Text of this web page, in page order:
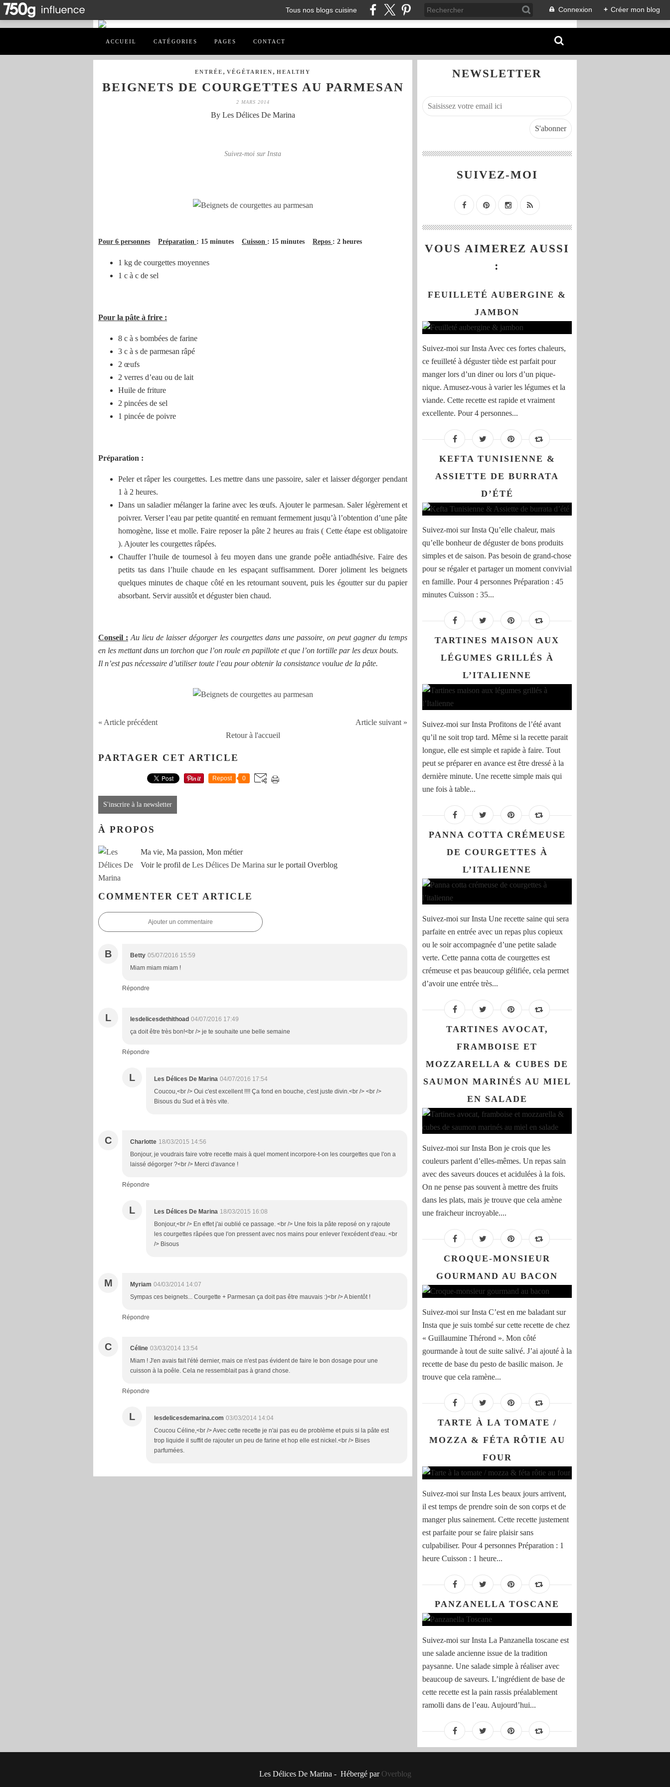
Tous nos blogs cuisine Connexion + Créer mon blog
ACCUEIL CATÉGORIES PAGES CONTACT
ENTRÉE , VÉGÉTARIEN , HEALTHY
BEIGNETS DE COURGETTES AU PARMESAN
2 MARS 2014
By Les Délices De Marina
Suivez-moi sur Insta
Pour 6 personnes Préparation : 15 minutes Cuisson : 15 minutes Repos : 2 heures
1 kg de courgettes moyennes
1 c à c de sel
Pour la pâte à frire :
8 c à s bombées de farine
3 c à s de parmesan râpé
2 œufs
2 verres d’eau ou de lait
Huile de friture
2 pincées de sel
1 pincée de poivre
Préparation :
Peler et râper les courgettes. Les mettre dans une passoire, saler et laisser dégorger pendant
1 à 2 heures.
Dans un saladier mélanger la farine avec les œufs. Ajouter le parmesan. Saler légèrement et
poivrer. Verser l’eau par petite quantité en remuant fermement jusqu’à l’obtention d’une pâte
homogène, lisse et molle. Faire reposer la pâte 2 heures au frais ( Cette étape est obligatoire
). Ajouter les courgettes râpées.
Chauffer l’huile de tournesol à feu moyen dans une grande poêle antiadhésive. Faire des
petits tas dans l’huile chaude en les espaçant suffisamment. Dorer joliment les beignets
quelques minutes de chaque côté en les retournant souvent, puis les égoutter sur du papier
absorbant. Servir aussitôt et déguster bien chaud.
Conseil : Au lieu de laisser dégorger les courgettes dans une passoire, on peut gagner du temps
en les mettant dans un torchon que l’on roule en papillote et que l’on tortille par les deux bouts.
Il n’est pas nécessaire d’utiliser toute l’eau pour obtenir la consistance voulue de la pâte.
« Article précédent
Article suivant »
Retour à l'accueil
PARTAGER CET ARTICLE
Repost 0
S'inscrire à la newsletter
À PROPOS
Ma vie, Ma passion, Mon métier
Voir le profil de Les Délices De Marina sur le portail Overblog
COMMENTER CET ARTICLE
Ajouter un commentaire
B Betty 05/07/2016 15:59
Miam miam miam !
Répondre
L lesdelicesdethithoad 04/07/2016 17:49
ça doit être très bon!<br /> je te souhaite une belle semaine
Répondre
L Les Délices De Marina 04/07/2016 17:54
Coucou,<br /> Oui c'est excellent !!!! Ça fond en bouche, c'est juste divin.<br /> <br />
Bisous du Sud et à très vite.
C Charlotte 18/03/2015 14:56
Bonjour, je voudrais faire votre recette mais à quel moment incorpore-t-on les courgettes que l'on a
laissé dégorger ?<br /> Merci d'avance !
Répondre
L Les Délices De Marina 18/03/2015 16:08
Bonjour,<br /> En effet j'ai oublié ce passage. <br /> Une fois la pâte reposé on y rajoute
les courgettes râpées que l'on pressent avec nos mains pour enlever l'excédent d'eau. <br
/> Bisous
M Myriam 04/03/2014 14:07
Sympas ces beignets... Courgette + Parmesan ça doit pas être mauvais :)<br /> A bientôt !
Répondre
C Céline 03/03/2014 13:54
Miam ! J'en avais fait l'été dernier, mais ce n'est pas évident de faire le bon dosage pour une
cuisson à la poêle. Cela ne ressemblait pas à grand chose.
Répondre
L lesdelicesdemarina.com 03/03/2014 14:04
Coucou Céline,<br /> Avec cette recette je n'ai pas eu de problème et puis si la pâte est
trop liquide il suffit de rajouter un peu de farine et hop elle est nickel.<br /> Bises
parfumées.
NEWSLETTER
SUIVEZ-MOI
VOUS AIMEREZ AUSSI
:
FEUILLETÉ AUBERGINE &
JAMBON
Suivez-moi sur Insta Avec ces fortes chaleurs,
ce feuilleté à déguster tiède est parfait pour
manger lors d’un diner ou lors d’un pique-
nique. Amusez-vous à varier les légumes et la
viande. Cette recette est rapide et vraiment
excellente. Pour 4 personnes...
KEFTA TUNISIENNE &
ASSIETTE DE BURRATA
D’ÉTÉ
Suivez-moi sur Insta Qu’elle chaleur, mais
qu’elle bonheur de déguster de bons produits
simples et de saison. Pas besoin de grand-chose
pour se régaler et partager un moment convivial
en famille. Pour 4 personnes Préparation : 45
minutes Cuisson : 35...
TARTINES MAISON AUX
LÉGUMES GRILLÉS À
L’ITALIENNE
Suivez-moi sur Insta Profitons de l’été avant
qu’il ne soit trop tard. Même si la recette parait
longue, elle est simple et rapide à faire. Tout
peut se préparer en avance est être dressé à la
dernière minute. Une recette simple mais qui
une fois à table...
PANNA COTTA CRÉMEUSE
DE COURGETTES À
L’ITALIENNE
Suivez-moi sur Insta Une recette saine qui sera
parfaite en entrée avec un repas plus copieux
ou le soir accompagnée d’une petite salade
verte. Cette panna cotta de courgettes est
crémeuse et pas beaucoup gélifiée, cela permet
d’avoir une entrée très...
TARTINES AVOCAT,
FRAMBOISE ET
MOZZARELLA & CUBES DE
SAUMON MARINÉS AU MIEL
EN SALADE
Suivez-moi sur Insta Bon je crois que les
couleurs parlent d’elles-mêmes. Un repas sain
avec des saveurs douces et acidulées à la fois.
On ne pense pas souvent à mettre des fruits
dans les plats, mais je trouve que cela amène
une fraicheur incroyable....
CROQUE-MONSIEUR
GOURMAND AU BACON
Suivez-moi sur Insta C’est en me baladant sur
Insta que je suis tombé sur cette recette de chez
« Guillaumine Thérond ». Mon côté
gourmande à tout de suite salivé. J’ai ajouté à la
recette de base du pesto de basilic maison. Je
trouve que cela ramène...
TARTE À LA TOMATE /
MOZZA & FÉTA RÔTIE AU
FOUR
Suivez-moi sur Insta Les beaux jours arrivent,
il est temps de prendre soin de son corps et de
manger plus sainement. Cette recette justement
est parfaite pour se faire plaisir sans
culpabiliser. Pour 4 personnes Préparation : 1
heure Cuisson : 1 heure...
PANZANELLA TOSCANE
Suivez-moi sur Insta La Panzanella toscane est
une salade ancienne issue de la tradition
paysanne. Une salade simple à réaliser avec
beaucoup de saveurs. L’ingrédient de base de
cette recette est la pain rassis préalablement
ramolli dans de l’eau. Aujourd’hui...
Les Délices De Marina - Hébergé par Overblog